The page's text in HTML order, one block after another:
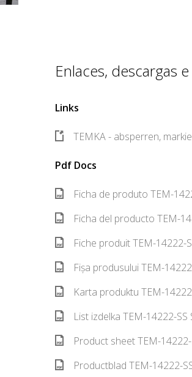
Enlaces, descargas
Links
TEMKA - absperren,
Pdf Docs
Ficha de produto TEM-
Ficha del producto TEM-
Fiche produit TEM-14222-
Fișa produsului TEM-
Karta produktu TEM-
List izdelka TEM-14222-SS
Product sheet TEM-
Productblad TEM-14222-